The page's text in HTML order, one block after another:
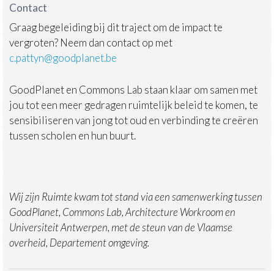
Contact
Graag begeleiding bij dit traject om de impact te
vergroten? Neem dan contact op met
c.pattyn@goodplanet.be
GoodPlanet en Commons Lab staan klaar om samen met
jou tot een meer gedragen ruimtelijk beleid te komen, te
sensibiliseren van jong tot oud en verbinding te creëren
tussen scholen en hun buurt.
Wij zijn Ruimte kwam tot stand via een samenwerking tussen
GoodPlanet, Commons Lab, Architecture Workroom en
Universiteit Antwerpen, met de steun van de Vlaamse
overheid, Departement omgeving.